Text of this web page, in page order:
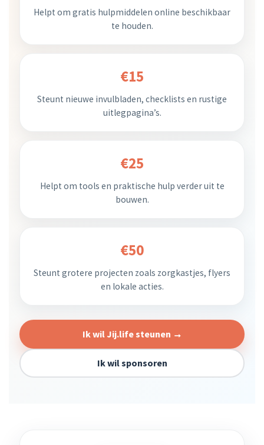
Helpt om gratis hulpmiddelen online beschikbaar
te houden.
€15
Steunt nieuwe invulbladen, checklists en rustige
uitlegpagina’s.
€25
Helpt om tools en praktische hulp verder uit te
bouwen.
€50
Steunt grotere projecten zoals zorgkastjes, flyers
en lokale acties.
Ik wil Jij.life steunen →
Ik wil sponsoren